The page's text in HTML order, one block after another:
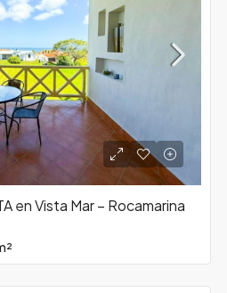
en Vista Mar – Rocamarina